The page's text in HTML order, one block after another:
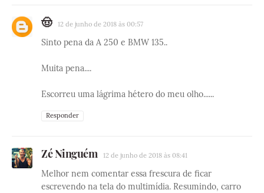
🤠 12 de junho de 2018 às 00:57
Sinto pena da A 250 e BMW 135..
Muita pena....
Escorreu uma lágrima hétero do meu olho......
Responder
Zé Ninguém 12 de junho de 2018 às 08:41
Melhor nem comentar essa frescura de ficar
escrevendo na tela do multimídia. Resumindo, carro